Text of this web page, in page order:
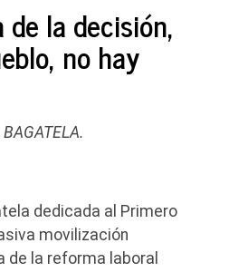
la decisión,
no hay
dedicada al Primero
movilización
de la reforma laboral